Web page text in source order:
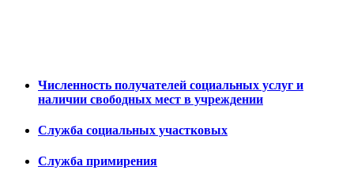
Численность получателей социальных услуг и
наличии свободных мест в учреждении
Служба социальных участковых
Служба примирения